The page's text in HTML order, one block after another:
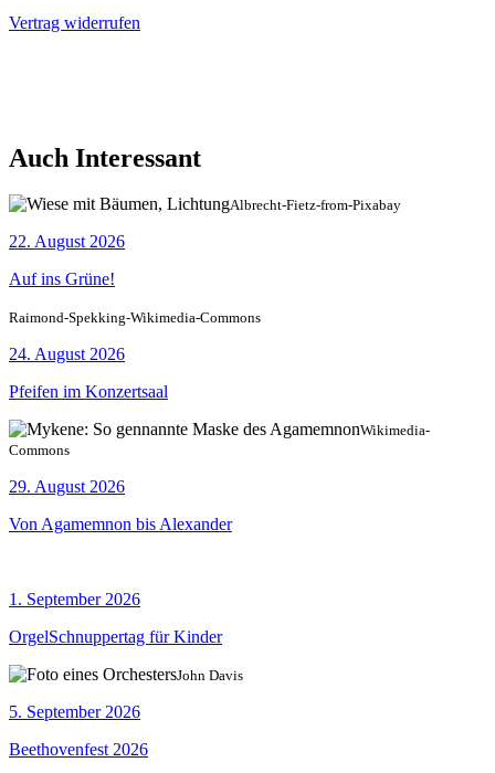
Vertrag widerrufen
Auch Interessant
Albrecht-Fietz-from-Pixabay
22. August 2026
Auf ins Grüne!
Raimond-Spekking-Wikimedia-Commons
24. August 2026
Pfeifen im Konzertsaal
Wikimedia-
Commons
29. August 2026
Von Agamemnon bis Alexander
1. September 2026
OrgelSchnuppertag für Kinder
John Davis
5. September 2026
Beethovenfest 2026